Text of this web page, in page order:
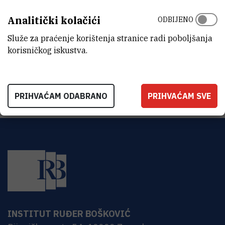
Ivanka Jerić, pomoćnica ravantelja IRB-a.
PRIOPCENJE-Tim-MediBoost-
INSTITUT RUĐER BOŠKOVIĆ
Analitički kolačići
Služe za praćenje korištenja stranice radi poboljšanja
korisničkog iskustva.
ODBIJENO
PRIHVAĆAM ODABRANO PRIHVAĆAM SVE